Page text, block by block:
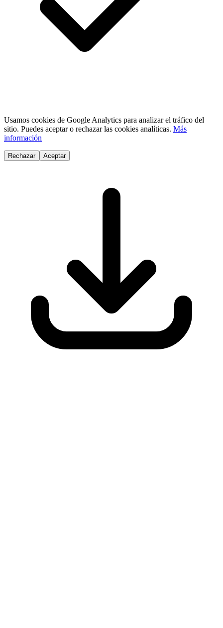
Usamos cookies de Google Analytics para analizar el tráfico del
sitio. Puedes aceptar o rechazar las cookies analíticas. Más
información
Rechazar Aceptar